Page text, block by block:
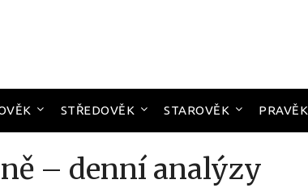
STŘEDOVĚK STAROVĚK PRAVĚK
– denní analýzy